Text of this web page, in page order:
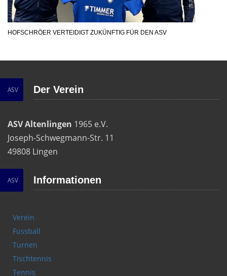
HOFSCHRÖER VERTEIDIGT ZUKÜNFTIG FÜR DEN ASV
ASV Der Verein
ASV Altenlingen 1965 e.V.
Joseph-Schwegmann-Str. 11
49808 Lingen
ASV Informationen
Verein
Fussball
Turnen
Tischtennis
Tennis